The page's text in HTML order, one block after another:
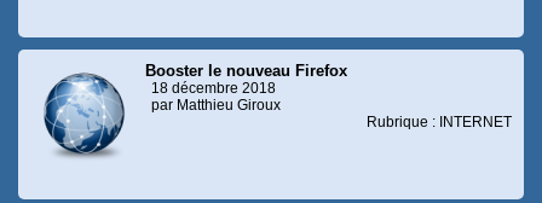
Booster le nouveau Firefox
18 décembre 2018
par Matthieu Giroux
Rubrique : INTERNET